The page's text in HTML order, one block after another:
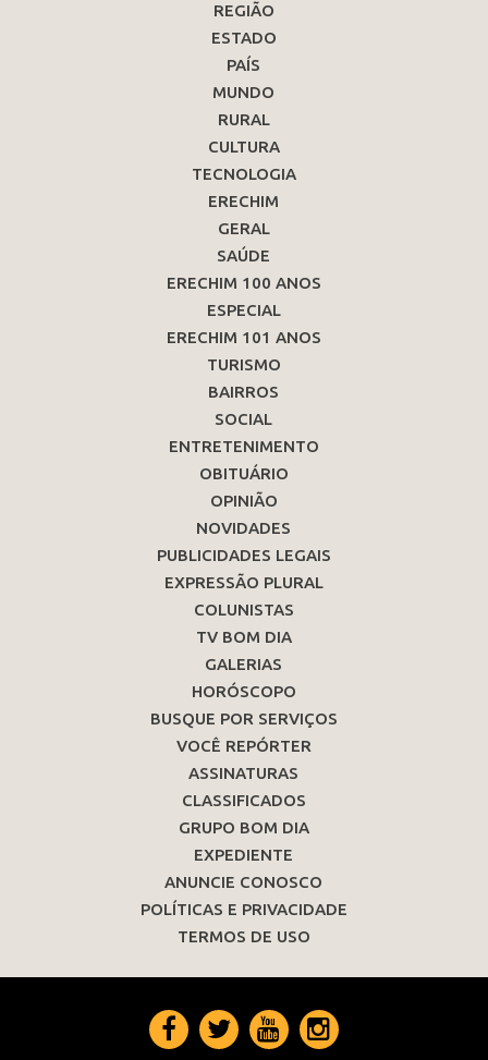
REGIÃO
ESTADO
PAÍS
MUNDO
RURAL
CULTURA
TECNOLOGIA
ERECHIM
GERAL
SAÚDE
ERECHIM 100 ANOS
ESPECIAL
ERECHIM 101 ANOS
TURISMO
BAIRROS
SOCIAL
ENTRETENIMENTO
OBITUÁRIO
OPINIÃO
NOVIDADES
PUBLICIDADES LEGAIS
EXPRESSÃO PLURAL
COLUNISTAS
TV BOM DIA
GALERIAS
HORÓSCOPO
BUSQUE POR SERVIÇOS
VOCÊ REPÓRTER
ASSINATURAS
CLASSIFICADOS
GRUPO BOM DIA
EXPEDIENTE
ANUNCIE CONOSCO
POLÍTICAS E PRIVACIDADE
TERMOS DE USO